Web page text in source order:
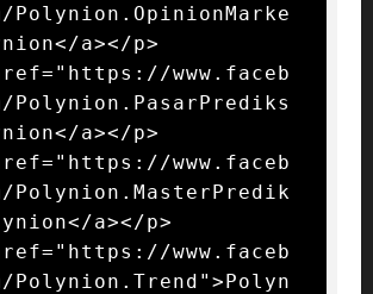
Polynion.OpinionMarke
a></p>
www.faceb
Polynion.PasarPrediks
a></p>
www.faceb
Polynion.MasterPredik
a></p>
www.faceb
Polynion.Trend">Polyn